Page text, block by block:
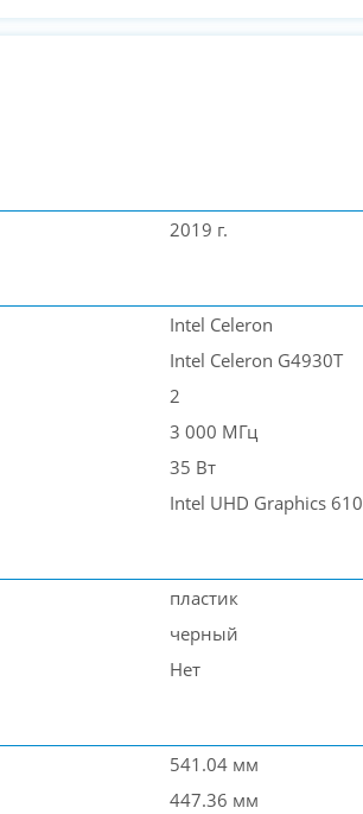
2019 г.
Intel Celeron
Intel Celeron G4930T
2
3 000 МГц
35 Вт
Intel UHD Graphics 610
пластик
черный
Нет
541.04 мм
447.36 мм